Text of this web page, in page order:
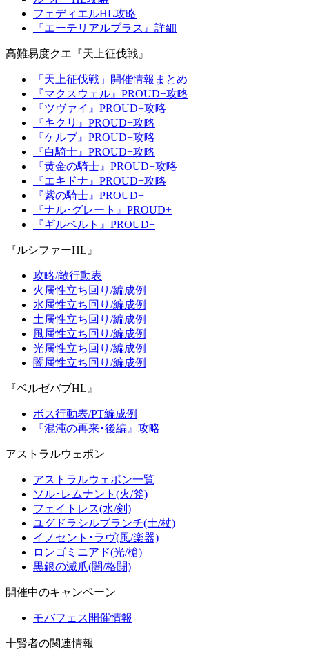
フェディエルHL攻略
『エーテリアルプラス』詳細
高難易度クエ『天上征伐戦』
「天上征伐戦」開催情報まとめ
『マクスウェル』PROUD+攻略
『ツヴァイ』PROUD+攻略
『キクリ』PROUD+攻略
『ケルブ』PROUD+攻略
『白騎士』PROUD+攻略
『黄金の騎士』PROUD+攻略
『エキドナ』PROUD+攻略
『紫の騎士』PROUD+
『ナル･グレート』PROUD+
『ギルベルト』PROUD+
『ルシファーHL』
攻略/敵行動表
火属性立ち回り/編成例
水属性立ち回り/編成例
土属性立ち回り/編成例
風属性立ち回り/編成例
光属性立ち回り/編成例
闇属性立ち回り/編成例
『ベルゼバブHL』
ボス行動表/PT編成例
『混沌の再来･後編』攻略
アストラルウェポン
アストラルウェポン一覧
ソル･レムナント(火/斧)
フェイトレス(水/剣)
ユグドラシルブランチ(土/杖)
イノセント･ラヴ(風/楽器)
ロンゴミニアド(光/槍)
黒銀の滅爪(闇/格闘)
開催中のキャンペーン
モバフェス開催情報
十賢者の関連情報